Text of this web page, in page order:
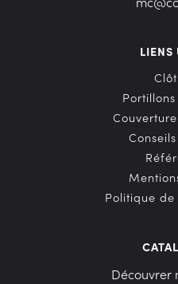
LIENS
Politique de
Découvrer